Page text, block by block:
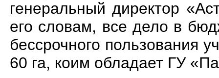
генеральный директор
его словам, все дело в
бессрочного пользования
60 га, коим обладает ГУ